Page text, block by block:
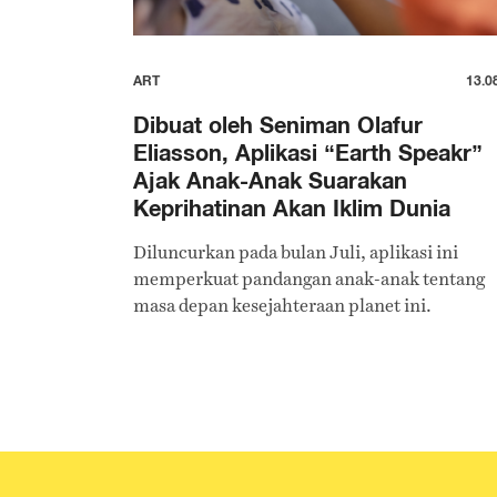
ART
Dibuat oleh Seniman Olafur
Eliasson, Aplikasi “Earth Speakr”
Ajak Anak-Anak Suarakan
Keprihatinan Akan Iklim Dunia
Diluncurkan pada bulan Juli, aplikasi ini
memperkuat pandangan anak-anak tentang
masa depan kesejahteraan planet ini.